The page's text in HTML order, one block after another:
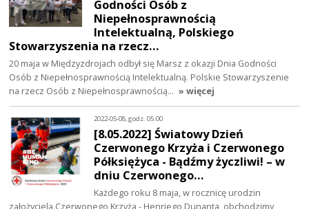
Godności Osób z
Niepełnosprawnością
Intelektualną, Polskiego
Stowarzyszenia na rzecz…
20 maja w Międzyzdrojach odbył się Marsz z okazji Dnia Godności
Osób z Niepełnosprawnością Intelektualną. Polskie Stowarzyszenie
na rzecz Osób z Niepełnosprawnością… » więcej
2022-05-08, godz. 05:00
[8.05.2022] Światowy Dzień
Czerwonego Krzyża i Czerwonego
Półksiężyca - Bądźmy życzliwi! – w
dniu Czerwonego…
Każdego roku 8 maja, w rocznicę urodzin
założyciela Czerwonego Krzyża - Henriego Dunanta, obchodzimy